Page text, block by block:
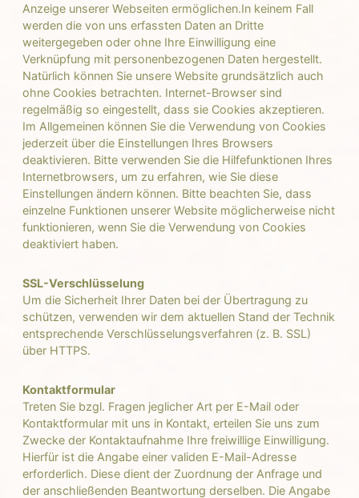
Anzeige unserer Webseiten ermöglichen.In keinem Fall
werden die von uns erfassten Daten an Dritte
weitergegeben oder ohne Ihre Einwilligung eine
Verknüpfung mit personenbezogenen Daten hergestellt.
Natürlich können Sie unsere Website grundsätzlich auch
ohne Cookies betrachten. Internet-Browser sind
regelmäßig so eingestellt, dass sie Cookies akzeptieren.
Im Allgemeinen können Sie die Verwendung von Cookies
jederzeit über die Einstellungen Ihres Browsers
deaktivieren. Bitte verwenden Sie die Hilfefunktionen Ihres
Internetbrowsers, um zu erfahren, wie Sie diese
Einstellungen ändern können. Bitte beachten Sie, dass
einzelne Funktionen unserer Website möglicherweise nicht
funktionieren, wenn Sie die Verwendung von Cookies
deaktiviert haben.
SSL-Verschlüsselung
Um die Sicherheit Ihrer Daten bei der Übertragung zu
schützen, verwenden wir dem aktuellen Stand der Technik
entsprechende Verschlüsselungsverfahren (z. B. SSL)
über HTTPS.
Kontaktformular
Treten Sie bzgl. Fragen jeglicher Art per E-Mail oder
Kontaktformular mit uns in Kontakt, erteilen Sie uns zum
Zwecke der Kontaktaufnahme Ihre freiwillige Einwilligung.
Hierfür ist die Angabe einer validen E-Mail-Adresse
erforderlich. Diese dient der Zuordnung der Anfrage und
der anschließenden Beantwortung derselben. Die Angabe